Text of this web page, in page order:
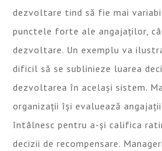
dezvoltare tind să fie mai
punctele forte ale angajaților,
dezvoltare. Un exemplu va
dificil să se sublinieze luarea
dezvoltarea în același sistem.
organizații își evaluează
întâlnesc pentru a-și califica
decizii de recompensare.